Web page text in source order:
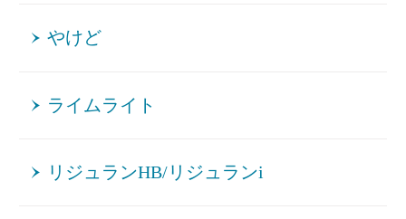
やけど
ライムライト
リジュランHB/リジュランi